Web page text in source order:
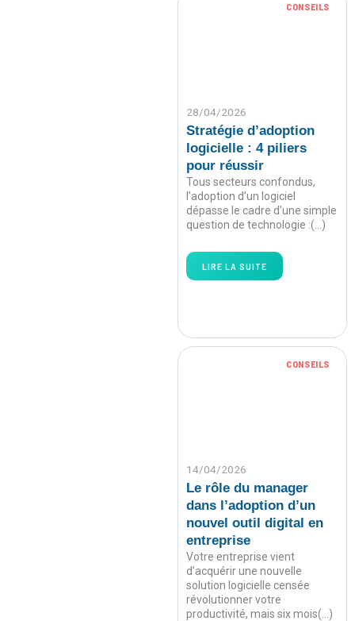
CONSEILS
28/04/2026
Stratégie d’adoption
logicielle : 4 piliers
pour réussir
Tous secteurs confondus,
l’adoption d’un logiciel
dépasse le cadre d’une simple
question de technologie :(…)
LIRE LA SUITE
CONSEILS
14/04/2026
Le rôle du manager
dans l’adoption d’un
nouvel outil digital en
entreprise
Votre entreprise vient
d’acquérir une nouvelle
solution logicielle censée
révolutionner votre
productivité, mais six mois(…)